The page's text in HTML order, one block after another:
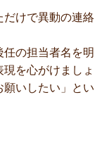
だけで異動の連絡
の担当者名を明
を心がけましょ
願いしたい」とい